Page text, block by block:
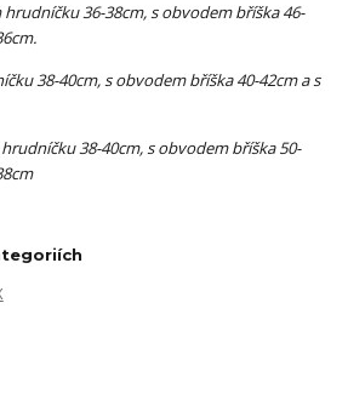
36-38cm, s obvodem bříška 46-
38-40cm, s obvodem bříška 40-42cm a s
38-40cm, s obvodem bříška 50-